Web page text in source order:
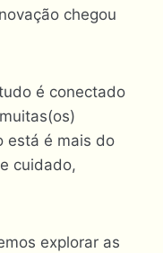
chegou
é conectado
está é mais do
cuidado,
explorar as